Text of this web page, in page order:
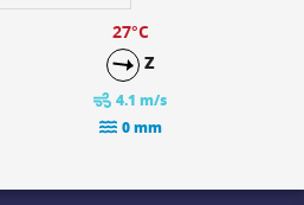
27°C
Z
4.1 m/s
0 mm